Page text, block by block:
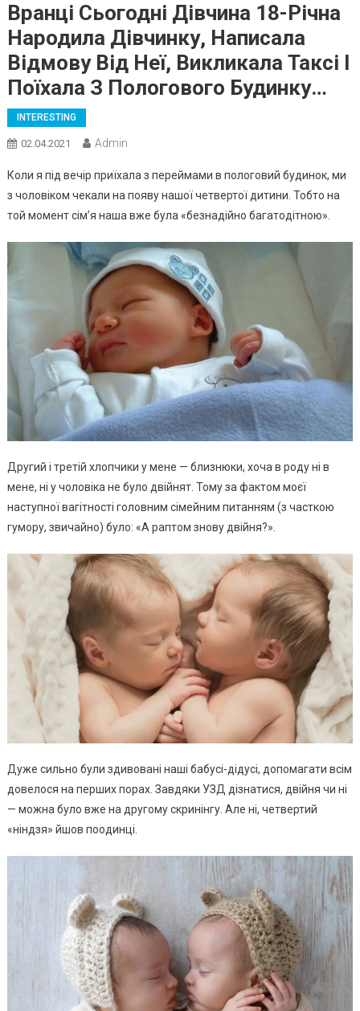
Вранці Сьогодні Дівчина 18-Річна
Народила Дівчинку, Написала
Відмову Від Неї, Викликала Таксі І
Поїхала З Пологового Будинку…
INTERESTING
02.04.2021 Admin
Коли я під вечір приїхала з переймами в пологовий будинок, ми
з чоловіком чекали на появу нашої четвертої дитини. Тобто на
той момент сім’я наша вже була «безнадійно багатодітною».
Другий і третій хлопчики у мене — близнюки, хоча в роду ні в
мене, ні у чоловіка не було двійнят. Тому за фактом моєї
наступної вагітності головним сімейним питанням (з часткою
гумору, звичайно) було: «А раптом знову двійня?».
Дуже сильно були здивовані наші бабусі-дідусі, допомагати всім
довелося на перших порах. Завдяки УЗД дізнатися, двійня чи ні
— можна було вже на другому скринінгу. Але ні, четвертий
«ніндзя» йшов поодинці.